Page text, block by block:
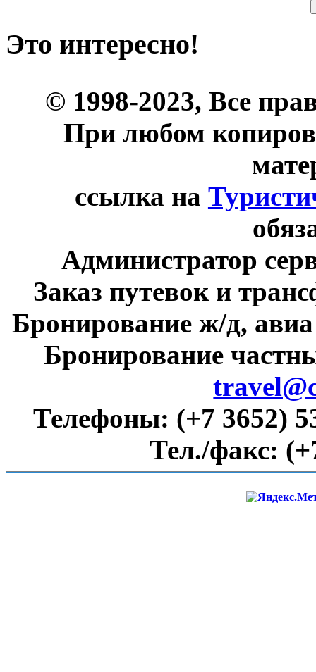
Это интересно!
© 1998-2023, Все
При любом
ссылка на
Администратор
Заказ путевок и
Бронирование ж/д,
Бронирование
Телефоны: (+7 3652)
Тел./факс: